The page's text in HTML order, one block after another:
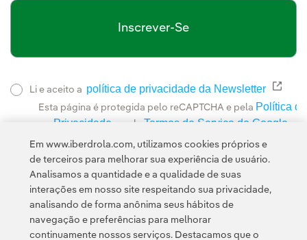
Inscrever-Se
Li e aceito a política de privacidade da Newsletter Link
Esta página é protegida pelo reCAPTCHA e pela Política de
Privacidade
e pela Termos de Serviço do Google
Em www.iberdrola.com, utilizamos cookies próprios e
de terceiros para melhorar sua experiência de usuário.
Analisamos a quantidade e a qualidade de suas
interações em nosso site respeitando sua privacidade,
analisando de forma anônima seus hábitos de
navegação e preferências para melhorar
continuamente nossos serviços. Destacamos que o